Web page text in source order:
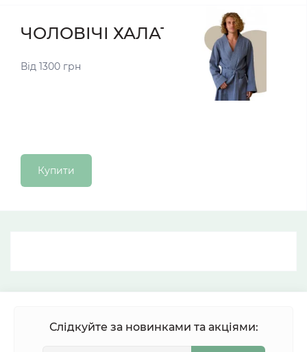
ЧОЛОВІЧІ ХАЛАТИ
Від 1300 грн
Купити
Слідкуйте за новинками та акціями: